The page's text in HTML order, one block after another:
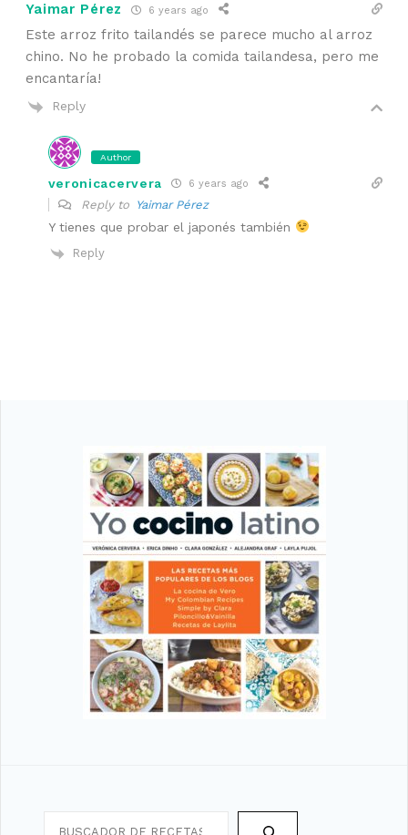
Yaimar Pérez 6 years ago
Este arroz frito tailandés se parece mucho al arroz
chino. No he probado la comida tailandesa, pero me
encantaría!
Reply
Author
veronicacervera 6 years ago
Reply to Yaimar Pérez
Y tienes que probar el japonés también
Reply